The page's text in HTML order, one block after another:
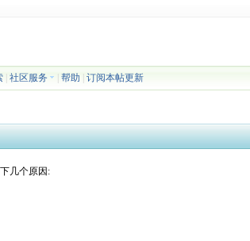
|社区服务 |帮助 |订阅本帖更新
几个原因: